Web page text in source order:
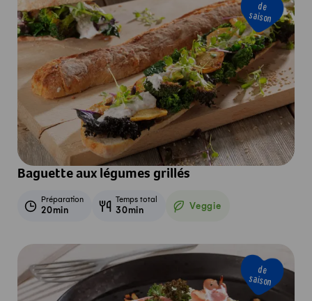
de
saison
Baguette aux légumes grillés
Préparation
20min
Temps total
30min Veggie
Veggie
de
saison